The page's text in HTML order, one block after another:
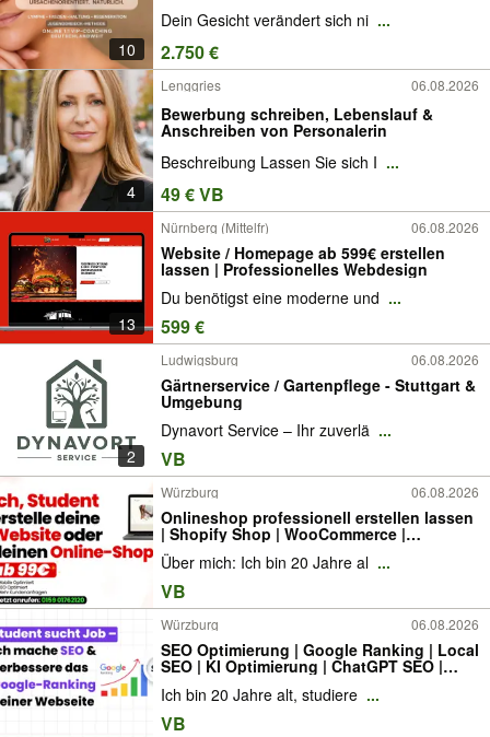
10
Dein Gesicht verändert sich ni ...
2.750 €
4
Lenggries 06.08.2026
Bewerbung schreiben, Lebenslauf &
Anschreiben von Personalerin
Beschreibung Lassen Sie sich I ...
49 € VB
13
Nürnberg (Mittelfr) 06.08.2026
Website / Homepage ab 599€ erstellen
lassen | Professionelles Webdesign
Du benötigst eine moderne und ...
599 €
2
Ludwigsburg 06.08.2026
Gärtnerservice / Gartenpflege - Stuttgart &
Umgebung
Dynavort Service – Ihr zuverlä ...
VB
Würzburg 06.08.2026
Onlineshop professionell erstellen lassen
| Shopify Shop | WooCommerce |
Webshop Aufbau | E Commerce | Shop
Optimierung | Online Shop Hilfe | Shopify
Freelancer
Über mich: Ich bin 20 Jahre al ...
VB
Würzburg 06.08.2026
SEO Optimierung | Google Ranking | Local
SEO | KI Optimierung | ChatGPT SEO |
Google Sichtbarkeit | SEO Freelancer |
SEO Hilfe | GEO Optimierung | Keywords |
Google Platzierung
Ich bin 20 Jahre alt, studiere ...
VB